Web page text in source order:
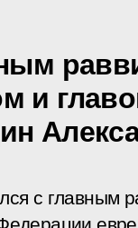
и
с главным